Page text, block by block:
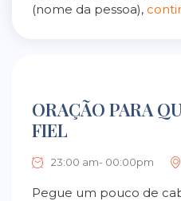
(nome da pessoa),
ORAÇÃO PARA
FIEL
23:00 am- 00:00pm
Pegue um pouco de